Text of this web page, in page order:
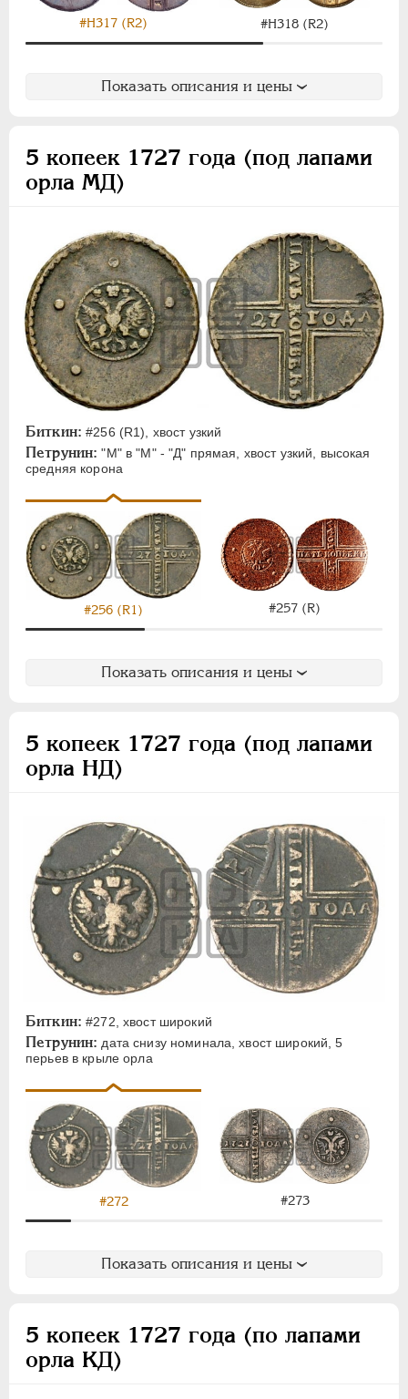
#H317 (R2) #H318 (R2)
Показать описания и цены
5 копеек 1727 года (под лапами
орла МД)
Биткин: #256 (R1), хвост узкий
Петрунин: "М" в "М" - "Д" прямая, хвост узкий, высокая
средняя корона
#256 (R1) #257 (R)
Показать описания и цены
5 копеек 1727 года (под лапами
орла НД)
Биткин: #272, хвост широкий
Петрунин: дата снизу номинала, хвост широкий, 5
перьев в крыле орла
#272 #273
Показать описания и цены
5 копеек 1727 года (по лапами
орла КД)